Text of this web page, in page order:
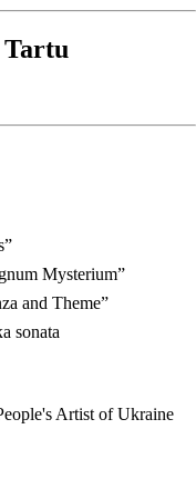
Tartu
Mysterium”
and Theme”
sonata
Artist of Ukraine